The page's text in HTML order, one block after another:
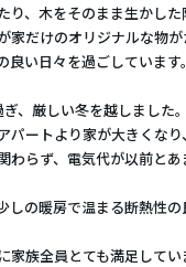
り、木をそのまま生かし
家だけのオリジナルな物
い日々を過ごしています。
、厳しい冬を越しました
パートより家が大きくな
わらず、電気代が以前と
しの暖房で温まる断熱性
家族全員とても満足してい